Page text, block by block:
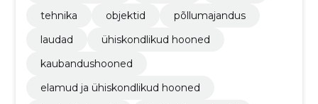
tehnika
objektid
põllumajandus
laudad
ühiskondlikud hooned
kaubandushooned
elamud ja ühiskondlikud hooned